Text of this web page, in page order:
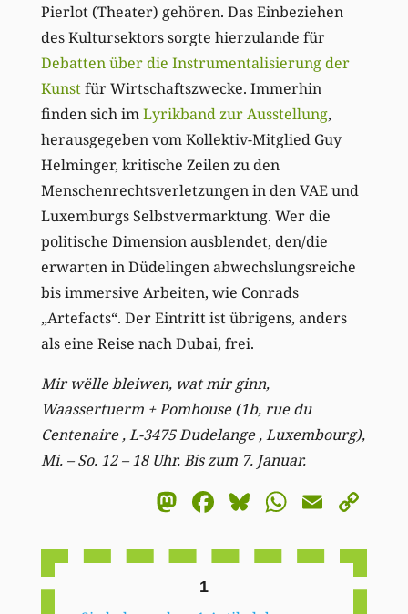
Pierlot (Theater) gehören. Das Einbeziehen
des Kultursektors sorgte hierzulande für
Debatten über die Instrumentalisierung der
Kunstfür Wirtschaftszwecke. Immerhin
finden sich imLyrikband zur Ausstellung,
herausgegeben vom Kollektiv-Mitglied Guy
Helminger, kritische Zeilen zu den
Menschenrechtsverletzungen in den VAE und
Luxemburgs Selbstvermarktung. Wer die
politische Dimension ausblendet, den/die
erwarten in Düdelingen abwechslungsreiche
bis immersive Arbeiten, wie Conrads
„Artefacts“. Der Eintritt ist übrigens, anders
als eine Reise nach Dubai, frei.
Mir wëlle bleiwen, wat mir ginn,
Waassertuerm + Pomhouse (1b, rue du
Centenaire , L-3475 Dudelange , Luxembourg),
Mi. – So. 12 – 18 Uhr.Bis zum 7. Januar.
Mastodon
Facebook
BlueskyEmail
1